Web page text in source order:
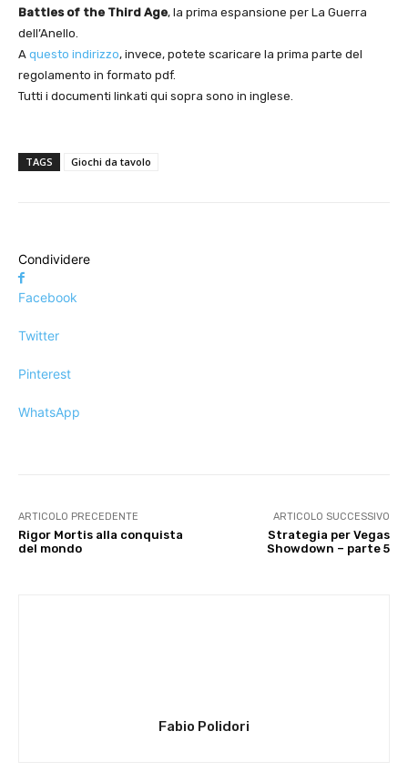
Battles of the Third Age, la prima espansione per La Guerra
dell’Anello.
A questo indirizzo, invece, potete scaricare la prima parte del
regolamento in formato pdf.
Tutti i documenti linkati qui sopra sono in inglese.
TAGS Giochi da tavolo
Condividere
Facebook
Twitter
Pinterest
WhatsApp
ARTICOLO PRECEDENTE
Rigor Mortis alla conquista
del mondo
ARTICOLO SUCCESSIVO
Strategia per Vegas
Showdown – parte 5
Fabio Polidori